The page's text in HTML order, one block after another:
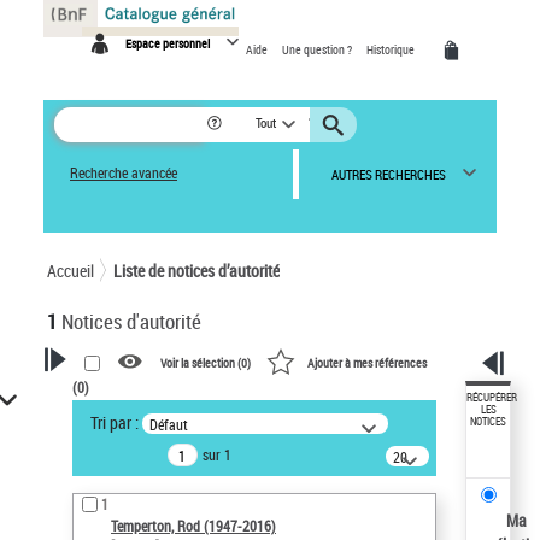
Espace personnel Aide Une question ? Historique
Tout
Recherche avancée AUTRES RECHERCHES
Accueil Liste de notices d’autorité
1 Notices d'autorité
VOTRE RECHERCHE
Recherche avancée dans les
notices d’autorité
Œuvres liées à l'auteur :
Temperton, Rod (1947-2016)
Voir la sélection (0) Ajouter à mes références
(0)
Tri par : Défaut
sur 1
20
résultats/page
1
Temperton, Rod (1947-2016)
RÉCUPÉRER
LES
NOTICES
Ma
Panneau de gestion des cookies